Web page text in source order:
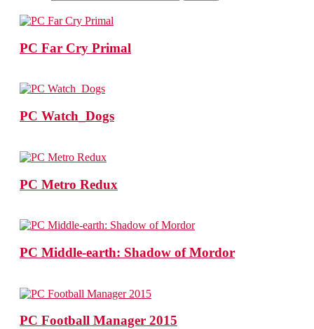
PC Far Cry Primal
PC Watch_Dogs
PC Metro Redux
PC Middle-earth: Shadow of Mordor
PC Football Manager 2015